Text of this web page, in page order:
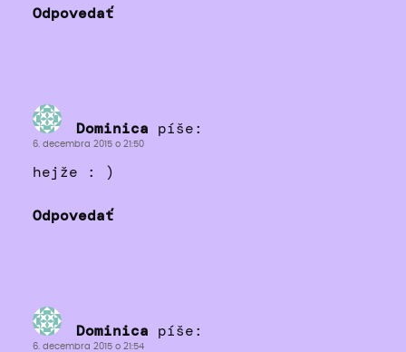
Odpovedať
Dominica píše:
6. decembra 2015 o 21:50
hejže : )
Odpovedať
Dominica píše:
6. decembra 2015 o 21:54